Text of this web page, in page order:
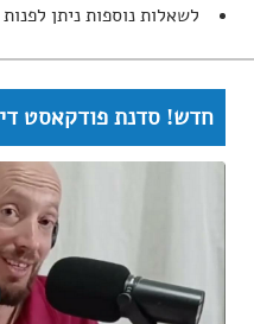
לשאלות נוספות ניתן
חדש! סדנת פודקאסט